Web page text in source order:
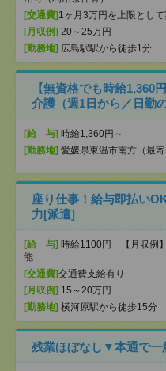
[交通費] 1ヶ月3万円を上限とし
[月収例] 20～25万円
[勤務地] 広島駅駅から徒歩1分
【無資格でも時給1,360
介護（週1日から／日勤
[給 与] 時給1,360円～
[勤務地] 愛媛県東温市南方（最寄
座り仕事！給与即払い
力[派遣]
[給 与] 時給1100円 【月収例
能
[交通費]交通費支給有り
[月収例] 15～20万円
[勤務地] 横河原駅から徒歩15分
残業ほぼなし▼本通で一